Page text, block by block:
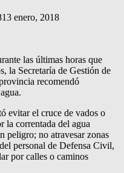
13 enero, 2018
las últimas horas que
la Secretaría de Gestión de
recomendó
evitar el cruce de vados o
la correntada del agua
peligro; no atravesar zonas
personal de Defensa Civil,
por calles o caminos